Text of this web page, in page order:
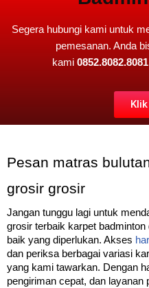
Segera hubungi kami untuk
pemesanan. Anda
kami 0852.8082.8081
Pesan matras
grosir grosir
Jangan tunggu lagi untuk
grosir terbaik karpet
baik yang diperlukan. Akses
dan periksa berbagai variasi
yang kami tawarkan. Dengan
pengiriman cepat, dan layanan